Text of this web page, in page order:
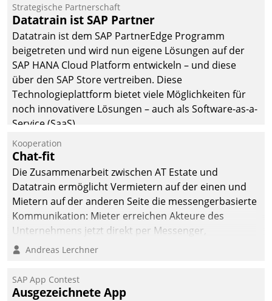
Strategische Partnerschaft
Datatrain ist SAP Partner
Datatrain ist dem SAP PartnerEdge Programm
beigetreten und wird nun eigene Lösungen auf der
SAP HANA Cloud Platform entwickeln – und diese
über den SAP Store vertreiben. Diese
Technologieplattform bietet viele Möglichkeiten für
noch innovativere Lösungen – auch als Software-as-a-
Service (SaaS).
Kooperation
Chat-fit
Die Zusammenarbeit zwischen AT Estate und
Datatrain ermöglicht Vermietern auf der einen und
Mietern auf der anderen Seite die messengerbasierte
Kommunikation: Mieter erreichen Akteure des
Unternehmens jetzt direkt per Messenger,
Mitarbeiter oder Dienstleister empfangen oder
Andreas Lerchner
SAP App Contest
Ausgezeichnete App